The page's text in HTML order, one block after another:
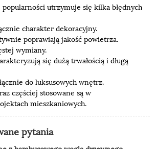
utrzymuje się kilka błędnych
charakter dekoracyjny.
poprawiają jakość powietrza.
wymiany.
się dużą trwałością i długą
do luksusowych wnętrz.
częściej stosowane są w
mieszkaniowych.
pytania